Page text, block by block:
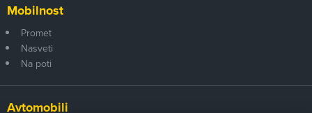
Mobilnost
Promet
Nasveti
Na poti
Avtomobili